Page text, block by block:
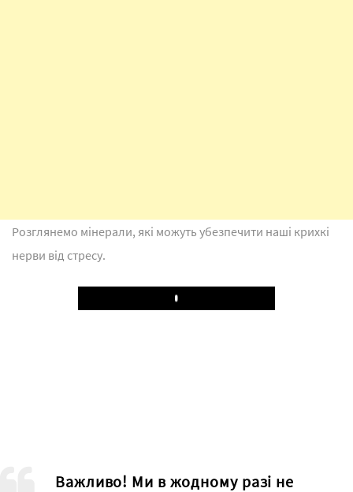
Розглянемо мінерали, які можуть убезпечити наші крихкі
нерви від стресу.
Play
Важливо! Ми в жодному разі не